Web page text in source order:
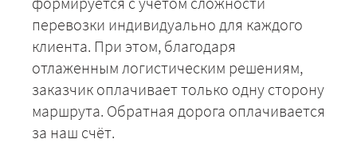
перевозки индивидуально для каждого
клиента. При этом, благодаря
отлаженным логистическим решениям,
заказчик оплачивает только одну сторону
маршрута. Обратная дорога оплачивается
за наш счёт.